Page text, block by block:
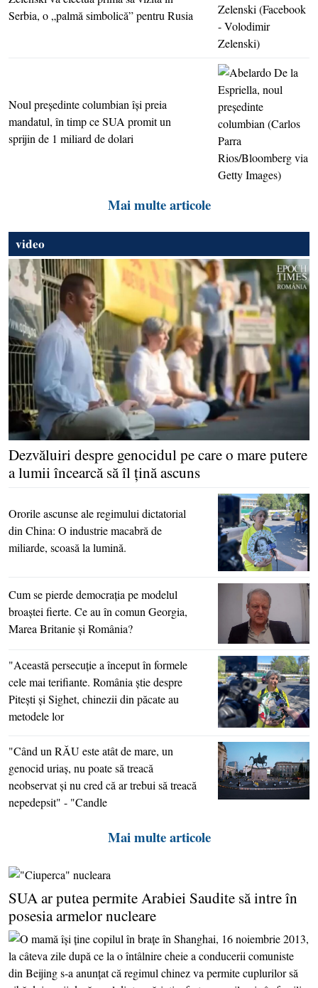
video
Dezvăluiri despre genocidul pe care o mare putere
a lumii încearcă să îl ţină ascuns
Ororile ascunse ale regimului dictatorial
din China: O industrie macabră de
miliarde, scoasă la lumină.
Cum se pierde democraţia pe modelul
broaştei fierte. Ce au în comun Georgia,
Marea Britanie şi România?
"Această persecuţie a început în formele
cele mai terifiante. România ştie despre
Piteşti şi Sighet, chinezii din păcate au
metodele lor
"Când un RĂU este atât de mare, un
genocid uriaş, nu poate să treacă
neobservat şi nu cred că ar trebui să treacă
nepedepsit" - "Candle
Mai multe articole
Serbia, o „palmă simbolică” pentru Rusia
Noul preşedinte columbian îşi preia
mandatul, în timp ce SUA promit un
sprijin de 1 miliard de dolari
Mai multe articole
SUA ar putea permite Arabiei Saudite să intre în
posesia armelor nucleare